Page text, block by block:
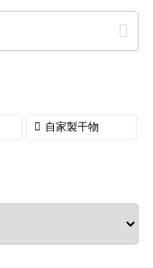
自家製干物